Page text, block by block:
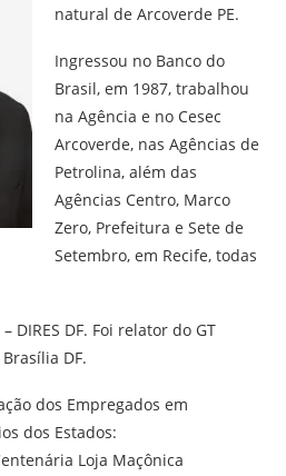
natural de Arcoverde PE.
Ingressou no Banco do
Brasil, em 1987, trabalhou
na Agência e no Cesec
Arcoverde, nas Agências de
Petrolina, além das
Agências Centro, Marco
Zero, Prefeitura e Sete de
Setembro, em Recife, todas
DIRES DF. Foi relator do GT
Brasília DF.
dos Empregados em
dos Estados:
Loja Maçônica